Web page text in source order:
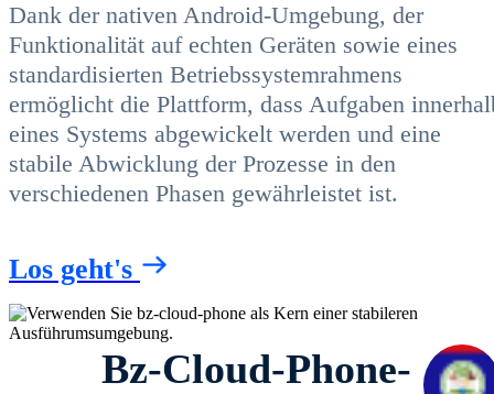
Dank der nativen Android-Umgebung, der
Funktionalität auf echten Geräten sowie eines
standardisierten Betriebssystemrahmens
ermöglicht die Plattform, dass Aufgaben
eines Systems abgewickelt werden und eine
stabile Abwicklung der Prozesse in den
verschiedenen Phasen gewährleistet ist.
Los geht's
Bz-Cloud-Phone-